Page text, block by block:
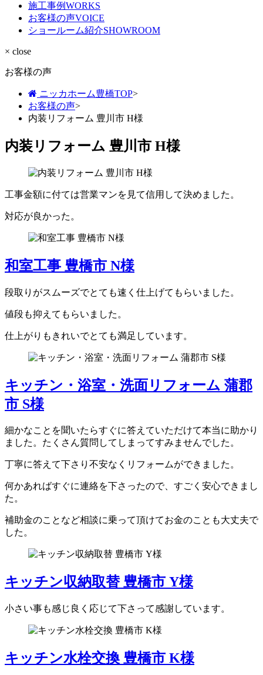
施工事例WORKS
お客様の声VOICE
ショールーム紹介SHOWROOM
× close
お客様の声
ニッカホーム豊橋TOP>
お客様の声>
内装リフォーム 豊川市 H様
内装リフォーム 豊川市 H様
工事金額に付ては営業マンを見て信用して決めました。
対応が良かった。
和室工事 豊橋市 N様
段取りがスムーズでとても速く仕上げてもらいました。
値段も抑えてもらいました。
仕上がりもきれいでとても満足しています。
キッチン・浴室・洗面リフォーム 蒲郡
市 S様
細かなことを聞いたらすぐに答えていただけて本当に助かり
ました。たくさん質問してしまってすみませんでした。
丁寧に答えて下さり不安なくリフォームができました。
何かあればすぐに連絡を下さったので、すごく安心できまし
た。
補助金のことなど相談に乗って頂けてお金のことも大丈夫で
した。
キッチン収納取替 豊橋市 Y様
小さい事も感じ良く応じて下さって感謝しています。
キッチン水栓交換 豊橋市 K様